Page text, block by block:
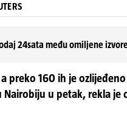
24sata među omiljene
preko 160 ih je
u petak, rekla je